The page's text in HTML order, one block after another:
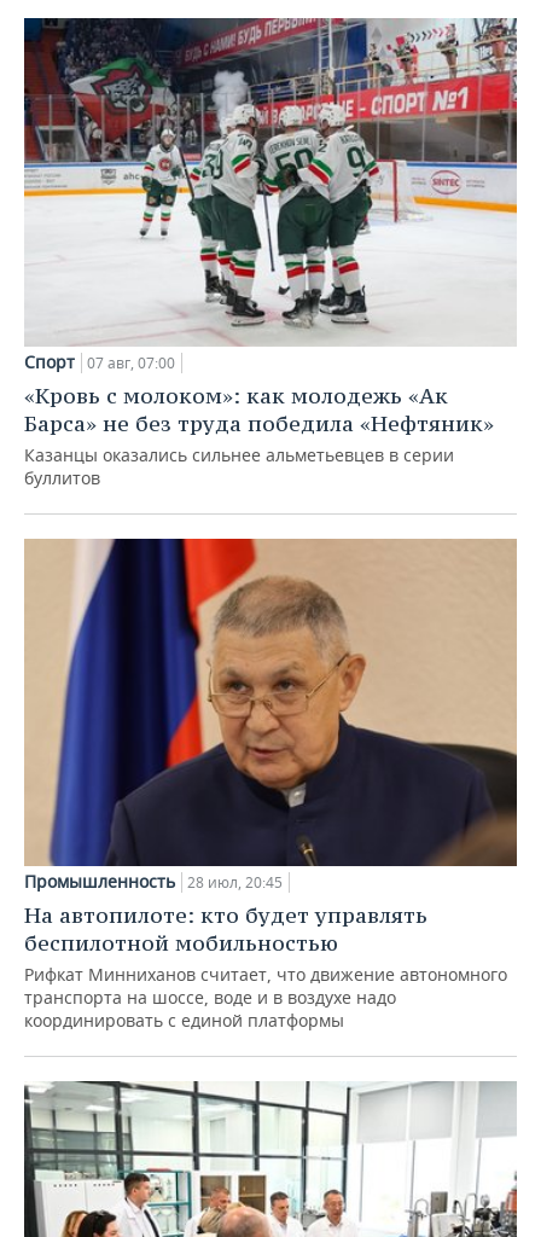
Спорт 07 авг, 07:00
«Кровь с молоком»: как молодежь «Ак
Барса» не без труда победила «Нефтяник»
Казанцы оказались сильнее альметьевцев в серии
буллитов
Промышленность 28 июл, 20:45
На автопилоте: кто будет управлять
беспилотной мобильностью
Рифкат Минниханов считает, что движение автономного
транспорта на шоссе, воде и в воздухе надо
координировать с единой платформы